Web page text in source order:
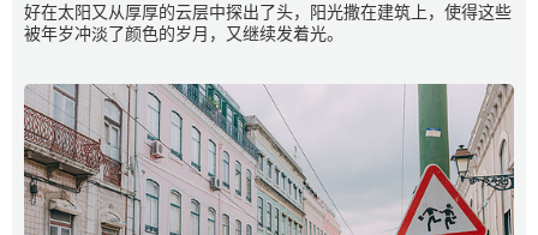
好在太阳又从厚厚的云层中探出了头，阳光撒在建筑上，使得这些
被年岁冲淡了颜色的岁月，又继续发着光。